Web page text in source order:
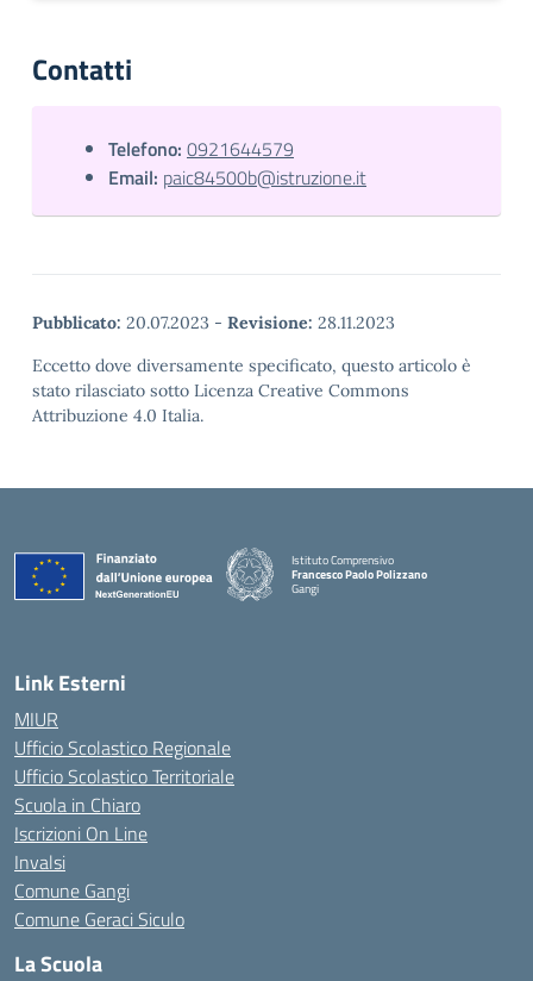
Contatti
Telefono: 0921644579
Email: paic84500b@istruzione.it
Pubblicato: 20.07.2023 - Revisione: 28.11.2023
Eccetto dove diversamente specificato, questo articolo è
stato rilasciato sotto Licenza Creative Commons
Attribuzione 4.0 Italia.
Istituto Comprensivo
Francesco Paolo Polizzano
Gangi
— Visita la pagina iniziale della scuola
Link Esterni
MIUR
Ufficio Scolastico Regionale
Ufficio Scolastico Territoriale
Scuola in Chiaro
Iscrizioni On Line
Invalsi
Comune Gangi
Comune Geraci Siculo
La Scuola